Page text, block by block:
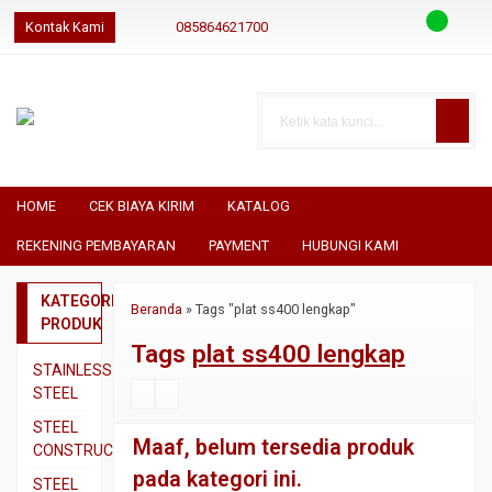
Kontak Kami 085864621700
HOME CEK BIAYA KIRIM KATALOG
REKENING PEMBAYARAN PAYMENT HUBUNGI KAMI
Beranda» Tags "plat ss400 lengkap"
Tags plat ss400 lengkap
Maaf, belum tersedia produk
pada kategori ini.
KATEGORI
PRODUK
STAINLESS
STEEL
Pipa
SS304
Pipa
STEEL
CONSTRUCTION
Besi
STEEL